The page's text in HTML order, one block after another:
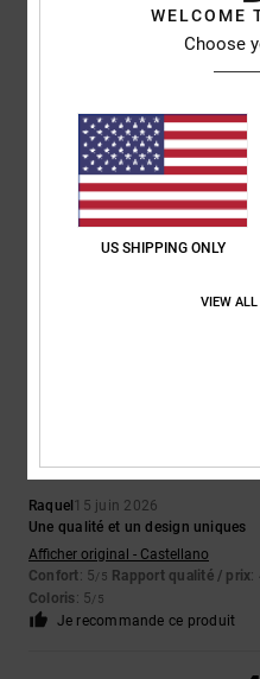
Je recommande ce produit
5
Raquel 15 juin 2026
Une qualité et un design uniques
Afficher original - Castellano
Confort: 5/5 Rapport qualité / prix:
Coloris: 5/5
Je recommande ce produit
WELCOME
Choose
US SHIPPING ONLY
VIEW